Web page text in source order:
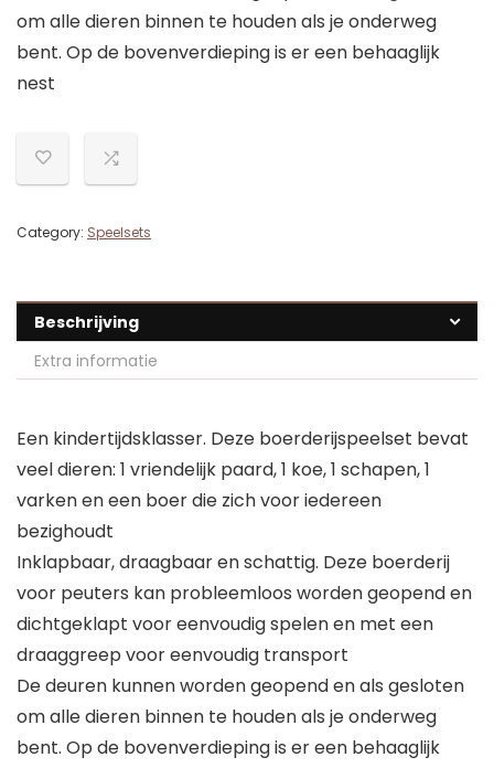
om alle dieren binnen te houden als je onderweg
bent. Op de bovenverdieping is er een behaaglijk
nest
Category: Speelsets
Beschrijving
Extra informatie
Een kindertijdsklasser. Deze boerderijspeelset bevat
veel dieren: 1 vriendelijk paard, 1 koe, 1 schapen, 1
varken en een boer die zich voor iedereen
bezighoudt
Inklapbaar, draagbaar en schattig. Deze boerderij
voor peuters kan probleemloos worden geopend en
dichtgeklapt voor eenvoudig spelen en met een
draaggreep voor eenvoudig transport
De deuren kunnen worden geopend en als gesloten
om alle dieren binnen te houden als je onderweg
bent. Op de bovenverdieping is er een behaaglijk